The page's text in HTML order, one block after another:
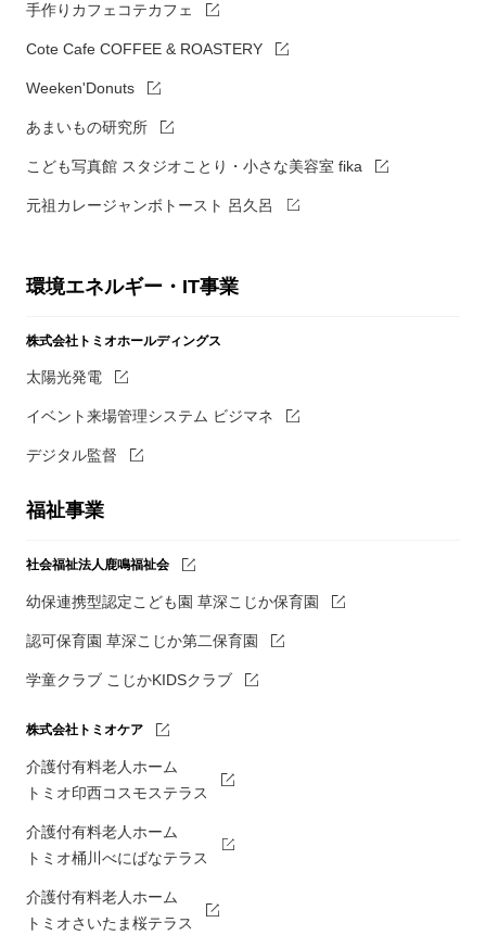
手作りカフェコテカフェ
Cote Cafe COFFEE & ROASTERY
Weeken'Donuts
あまいもの研究所
こども写真館 スタジオことり・小さな美容室 fika
元祖カレージャンボトースト 呂久呂
環境エネルギー・IT事業
株式会社トミオホールディングス
太陽光発電
イベント来場管理システム ビジマネ
デジタル監督
福祉事業
社会福祉法人鹿鳴福祉会
幼保連携型認定こども園 草深こじか保育園
認可保育園 草深こじか第二保育園
学童クラブ こじかKIDSクラブ
株式会社トミオケア
介護付有料老人ホーム
トミオ印西コスモステラス
介護付有料老人ホーム
トミオ桶川べにばなテラス
介護付有料老人ホーム
トミオさいたま桜テラス